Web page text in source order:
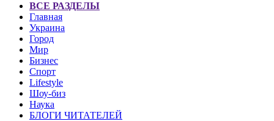
ВСЕ РАЗДЕЛЫ
Главная
Украина
Город
Мир
Бизнес
Спорт
Lifestyle
Шоу-биз
Наука
БЛОГИ ЧИТАТЕЛЕЙ